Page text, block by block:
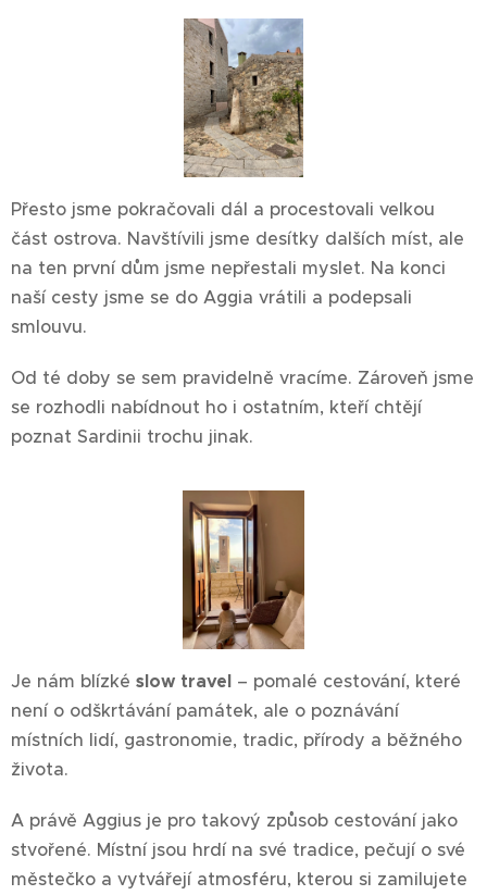
Přesto jsme pokračovali dál a procestovali velkou
část ostrova. Navštívili jsme desítky dalších míst, ale
na ten první dům jsme nepřestali myslet. Na konci
naší cesty jsme se do Aggia vrátili a podepsali
smlouvu.
Od té doby se sem pravidelně vracíme. Zároveň jsme
se rozhodli nabídnout ho i ostatním, kteří chtějí
poznat Sardinii trochu jinak.
Je nám blízké slow travel – pomalé cestování, které
není o odškrtávání památek, ale o poznávání
místních lidí, gastronomie, tradic, přírody a běžného
života.
A právě Aggius je pro takový způsob cestování jako
stvořené. Místní jsou hrdí na své tradice, pečují o své
městečko a vytvářejí atmosféru, kterou si zamilujete